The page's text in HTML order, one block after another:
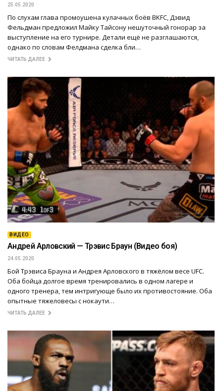
25.05.2020
По слухам глава промоушена кулачных боёв BKFC, Дэвид
Фельдман предложил Майку Тайсону нешуточный гонорар за
выступление на его турнире. Детали ещё не разглашаются,
однако по словам Фелдмана сделка бли…
ЧИТАТЬ ДАЛЕЕ
ВИДЕО
Андрей Арловский — Трэвис Браун (Видео боя)
24.05.2020
Бой Трэвиса Брауна и Андрея Арловского в тяжёлом весе UFC.
Оба бойца долгое время тренировались в одном лагере и
одного тренера, тем интригующе было их противостояние. Оба
опытные тяжеловесы с нокаути…
ЧИТАТЬ ДАЛЕЕ